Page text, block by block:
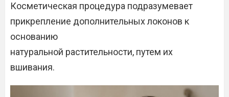
Косметическая процедура подразумевает
прикрепление дополнительных локонов к
основанию
натуральной растительности, путем их
вшивания.